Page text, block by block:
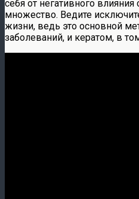
себя от негативного
множество. Ведите
жизни, ведь это основной
заболеваний, и кератом, в